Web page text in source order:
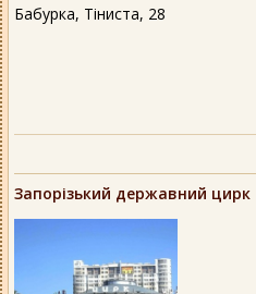
Бабурка, Тіниста, 28
Запорізький державний цирк